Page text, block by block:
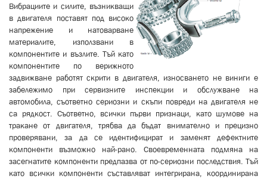
Вибрациите и силите, възникващи
в двигателя поставят под високо
напрежение и натоварване
материалите, използвани в
компонентите и възлите. Тъй като
компонентите по верижното
задвижване работят скрити в двигателя, износването не виниги е
забележимо при сервизните инспекции и обслужване на
автомобила, съответно сериозни и скъпи повреди на двигателя не
са рядкост. Съответно, всички първи признаци, като шумове на
тракане от двигателя, трябва да бъдат внимателно и прецизно
проверявани, за да се идентифицират и заменят дефектните
компоненти възможно най-рано. Своевременната подмяна на
засегнатите компоненти предпазва от по-сериозни последствия. Тъй
като всички компоненти съставляват интегрирана, координирана